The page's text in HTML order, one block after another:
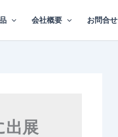
会社概要 お問合せ
出展